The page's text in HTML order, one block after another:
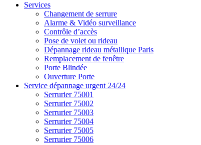
Services
Changement de serrure
Alarme & Vidéo surveillance
Contrôle d’accès
Pose de volet ou rideau
Dépannage rideau métallique Paris
Remplacement de fenêtre
Porte Blindée
Ouverture Porte
Service dépannage urgent 24/24
Serrurier 75001
Serrurier 75002
Serrurier 75003
Serrurier 75004
Serrurier 75005
Serrurier 75006